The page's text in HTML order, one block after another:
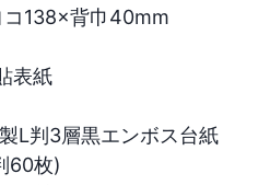
138×背巾40mm
表紙
L判3層黒エンボス台紙
60枚)